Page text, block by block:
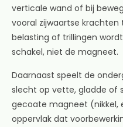
verticale wand of bij
vooral zijwaartse krachten
belasting of trillingen
schakel, niet de magneet.
Daarnaast speelt de
slecht op vette, gladde of
gecoate magneet (nikkel,
oppervlak dat